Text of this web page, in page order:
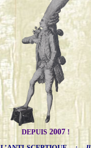
DEPUIS 2007!